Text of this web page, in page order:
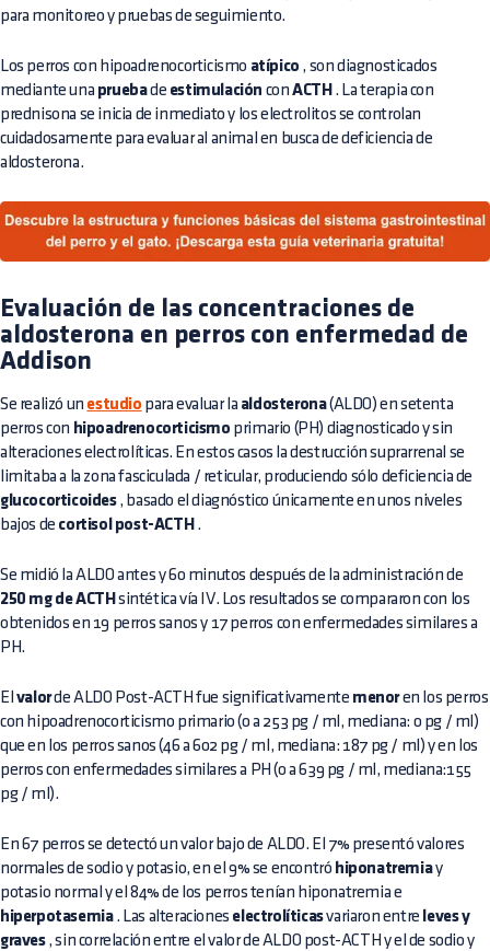
para monitoreo y pruebas de seguimiento.
Los perros con hipoadrenocorticismo atípico , son diagnosticados
mediante una pruebade estimulación conACTH . La terapia con
prednisona se inicia de inmediato y los electrolitos se controlan
cuidadosamente para evaluar al animal en busca de deficiencia de
aldosterona.
Evaluación de las concentraciones de
aldosterona en perros con enfermedad de
Addison
Se realizó un estudio para evaluar la aldosterona(ALDO) en setenta
perros con hipoadrenocorticismo primario (PH) diagnosticado y sin
alteraciones electrolíticas. En estos casos la destrucción suprarrenal se
limitaba a la zona fasciculada / reticular, produciendo sólo deficiencia de
glucocorticoides, basado el diagnóstico únicamente en unos niveles
bajos de cortisol post-ACTH .
Se midió la ALDO antes y 60 minutos después de la administración de
250 mg de ACTH sintética vía IV. Los resultados se compararon con los
obtenidos en 19 perros sanos y 17 perros con enfermedades similares a
PH.
El valorde ALDO Post-ACTH fue significativamente menoren los perros
con hipoadrenocorticismo primario (0 a 253 pg / ml, mediana: 0 pg / ml)
que en los perros sanos (46 a 602 pg / ml, mediana: 187 pg / ml) y en los
perros con enfermedades similares a PH (0 a 639 pg / ml, mediana:155
pg / ml).
En 67 perros se detectó un valor bajo de ALDO. El 7% presentó valores
normales de sodio y potasio, en el 9% se encontró hiponatremiay
potasio normal y el 84% de los perros tenían hiponatremia e
hiperpotasemia. Las alteraciones electrolíticasvariaron entre leves y
graves, sin correlación entre el valor de ALDO post-ACTH y el de sodio y